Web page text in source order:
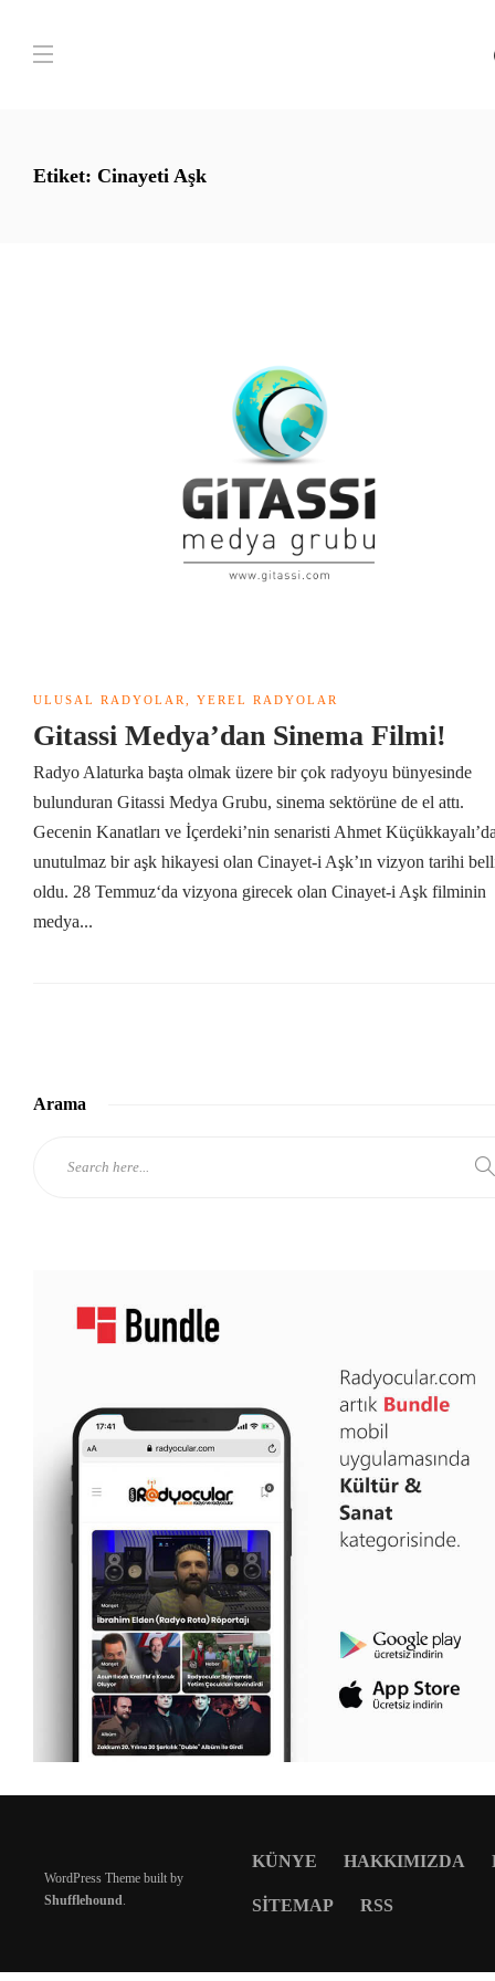
Etiket: Cinayeti Aşk
ULUSAL RADYOLAR YEREL RADYOLAR
Gitassi Medya’dan Sinema Filmi!
Radyo Alaturka başta olmak üzere bir çok radyoyu bünyesinde
bulunduran Gitassi Medya Grubu, sinema sektörüne de el attı.
Gecenin Kanatları ve İçerdeki’nin senaristi Ahmet
unutulmaz bir aşk hikayesi olan Cinayet-i Aşk’ın vizyon tarihi
oldu. 28 Temmuz‘da vizyona girecek olan Cinayet-i Aşk filminin
medya...
Arama
WordPress Theme built by
Shufflehound.
KÜNYE HAKKIMIZDA
SITEMAP RSS